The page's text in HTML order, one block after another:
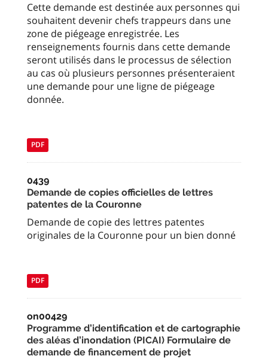
Cette demande est destinée aux personnes qui
souhaitent devenir chefs trappeurs dans une
zone de piégeage enregistrée. Les
renseignements fournis dans cette demande
seront utilisés dans le processus de sélection
au cas où plusieurs personnes présenteraient
une demande pour une ligne de piégeage
donnée.
PDF
0439
Demande de copies officielles de lettres
patentes de la Couronne
Demande de copie des lettres patentes
originales de la Couronne pour un bien donné
PDF
on00429
Programme d’identification et de cartographie
des aléas d’inondation (PICAI) Formulaire de
demande de financement de projet